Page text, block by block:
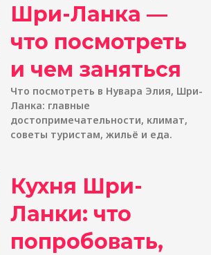
Шри-Ланка —
что посмотреть
и чем заняться
Что посмотреть в Нувара Элия, Шри-
Ланка: главные
достопримечательности, климат,
советы туристам, жильё и еда.
Кухня Шри-
Ланки: что
попробовать,